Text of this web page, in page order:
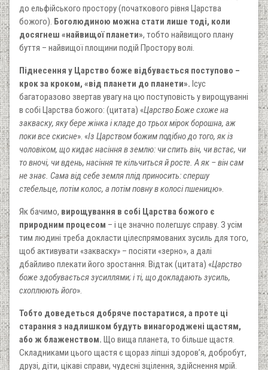
до ельфійського простору (початкового рівня Царства
божого). Боголюдиною можна стати лише тоді, коли
досягнеш «найвищої планети», тобто найвищого плану
буття – найвищої площини подій Простору волі.
Піднесення у Царство боже відбувається поступово –
крок за кроком, «від планети до планети». Ісус
багаторазово звертав увагу на цю поступовість у вирощуванні
в собі Царства божого: (цитата) «Царство Боже схоже на
закваску, яку бере жінка і кладе до трьох мірок борошна, аж
поки все скисне». «Із Царством божим подібно до того, як із
чоловіком, що кидає насіння в землю: чи спить він, чи встає, чи
то вночі, чи вдень, насіння те кільчиться й росте. А як – він сам
не знає. Сама від себе земля плід приносить: спершу
стебельце, потім колос, а потім повну в колосі пшеницю».
Як бачимо, вирощування в собі Царства божого є
природним процесом – і це значно полегшує справу. З усім
тим людині треба докласти цілеспрямованих зусиль для того,
щоб активувати «закваску» – посіяти «зерно», а далі
дбайливо плекати його зростання. Відтак (цитата) «Царство
боже здобувається зусиллями; і ті, що докладають зусиль,
схоплюють його».
Тобто доведеться добряче постаратися, а проте ці
старання з надлишком будуть винагороджені щастям,
або ж блаженством. Що вища планета, то більше щастя.
Складниками цього щастя є щораз ліпші здоров’я, добробут,
друзі, діти, цікаві справи, чудесні зцілення, здійснення мрій.